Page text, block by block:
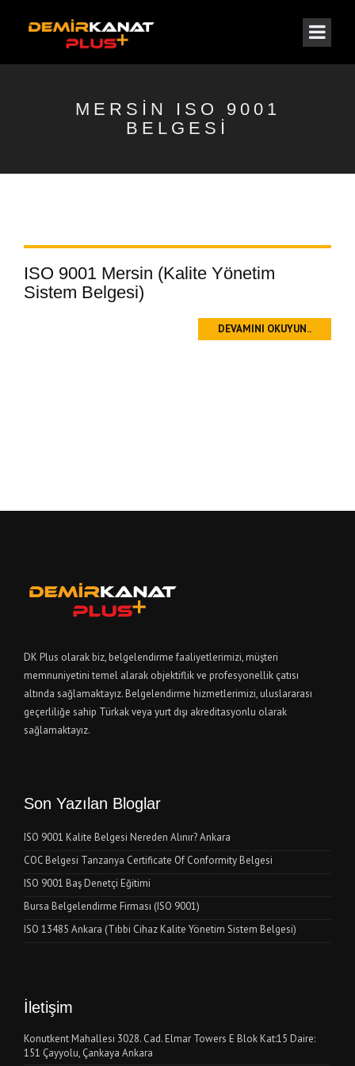
MERSIN ISO 9001
BELGESI
ISO 9001 Mersin (Kalite Yönetim
Sistem Belgesi)
DEVAMINI OKUYUN..
DK Plus olarak biz, belgelendirme faaliyetlerimizi, müşteri
memnuniyetini temel alarak objektiflik ve profesyonellik çatısı
altında sağlamaktayız. Belgelendirme hizmetlerimizi, uluslararası
geçerliliğe sahip Türkak veya yurt dışı akreditasyonlu olarak
sağlamaktayız.
Son Yazılan Bloglar
ISO 9001 Kalite Belgesi Nereden Alınır? Ankara
COC Belgesi Tanzanya Certificate Of Conformity Belgesi
ISO 9001 Baş Denetçi Eğitimi
Bursa Belgelendirme Firması (ISO 9001)
ISO 13485 Ankara (Tıbbi Cihaz Kalite Yönetim Sistem Belgesi)
İletişim
Konutkent Mahallesi 3028. Cad. Elmar Towers E Blok Kat:15 Daire:
151 Çayyolu, Çankaya Ankara